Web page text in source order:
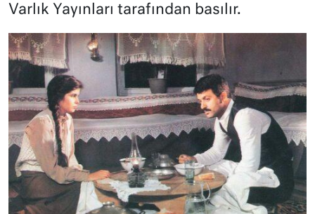
Varlık Yayınları tarafından basılır.